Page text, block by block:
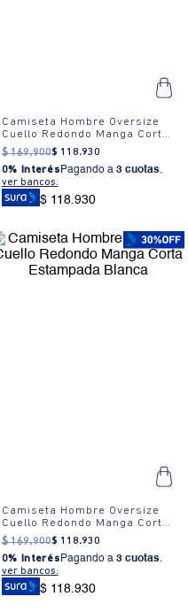
Camiseta Hombre Oversize
Cuello Redondo Manga Corta
Estampada Blanca
$ 169.900$ 118.930
0% Interés Pagando a 3 cuotas.
ver bancos.
$ 118.930
Camiseta Hombre Oversize
Cuello Redondo Manga Corta
Estampada Blanca
$ 169.900$ 118.930
0% Interés Pagando a 3 cuotas.
ver bancos.
$ 118.930